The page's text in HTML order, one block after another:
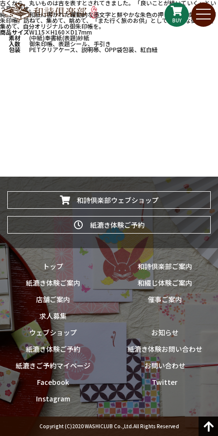
BUY
古くから、丸いものは吉を表すとされてきました。「良いことが続いていく」とい
う意味です。
純白の奉書和紙に書かれた躍動的な墨文字と鮮やかな朱色の押し印で構成される御
朱印帳。訪ねて、集めて、眺めて、「また行く旅のお供」として、様々な御朱印を
集めて、自分オリジナルの御朱印帳を。
商品サイズW115×H160×D17mm
素材 (中紙)奉書紙(表題)紗紙
入数 御朱印帳、表題シール、手引き
包装 PETクリアケース、説明帯、OPP袋包装、紅白紐
和詩倶楽部ウェブショップ
紙漉き体験ご予約
トップ
和詩倶楽部ご案内
紙漉き体験ご案内
和綴じ体験ご案内
店舗ご案内
催事ご案内
求人募集
ウェブショップ
お知らせ
紙漉き体験ご予約
紙漉き体験お問い合わせ
紙漉きご予約マイページ
お問い合わせ
Facebook
Twitter
Instagram
Copyright (C)2020 WASHICLUB Co.,Ltd.All Rights Reserved